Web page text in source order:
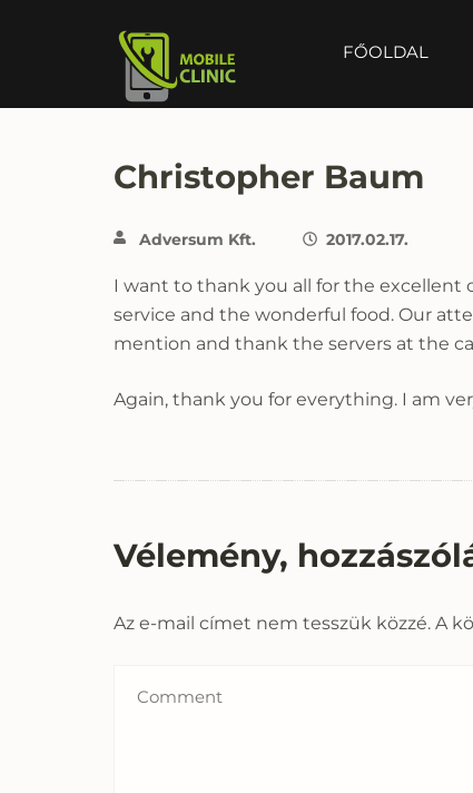
FŐOLDAL
Christopher Baum
Adversum Kft. 2017.02.17.
I want to thank you all for the
service and the wonderful food. Our
mention and thank the servers at the
Again, thank you for everything. I am
Vélemény,
Az e-mail címet nem tesszük közzé. A